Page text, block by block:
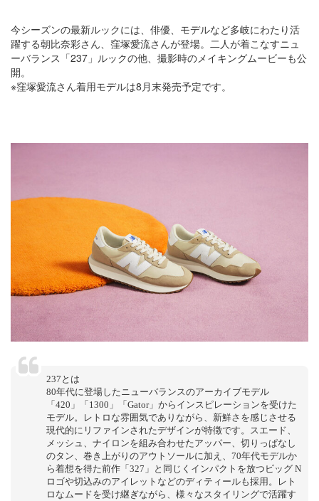
今シーズンの最新ルックには、俳優、モデルなど多岐にわたり活
躍する朝比奈彩さん、窪塚愛流さんが登場。二人が着こなすニュ
ーバランス「237」ルックの他、撮影時のメイキングムービーも公
開。
※窪塚愛流さん着用モデルは8月末発売予定です。
237とは
80年代に登場したニューバランスのアーカイブモデル
「420」「1300」「Gator」からインスピレーションを受けた
モデル。レトロな雰囲気でありながら、新鮮さを感じさせる
現代的にリファインされたデザインが特徴です。スエード、
メッシュ、ナイロンを組み合わせたアッパー、切りっぱなし
のタン、巻き上がりのアウトソールに加え、70年代モデルか
ら着想を得た前作「327」と同じくインパクトを放つビッグ N
ロゴや切込みのアイレットなどのディティールも採用。レト
ロなムードを受け継ぎながら、様々なスタイリングで活躍す